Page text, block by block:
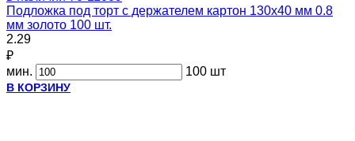
Подложка под торт с держателем картон 130х40 мм 0.8
мм золото 100 шт.
2.29
₽
мин.
100 шт
В КОРЗИНУ